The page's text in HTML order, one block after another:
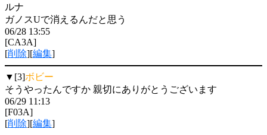
ルナ
ガノスUで消えるんだと思う
06/28 13:55
[CA3A]
[削除][編集]
▼[3]ボビー
そうやったんですか 親切にありがとうございます
06/29 11:13
[F03A]
[削除][編集]